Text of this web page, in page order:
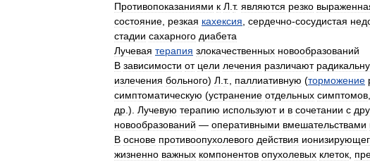
Противопоказаниями к Л т. являются резко
состояние резкая кахексия сердечно-сосудистая
стадии сахарного диабета
Лучевая терапия злокачественных новообразований
В зависимости от цели лечения различают
излечения больного) Л т., паллиативную (торможение
симптоматическую (устранение отдельных симптомов
др .). Лучевую терапию используют и в сочетании с
новообразований — оперативными вмешательствами
В основе противоопухолевого действия
жизненно важных компонентов опухолевых клеток